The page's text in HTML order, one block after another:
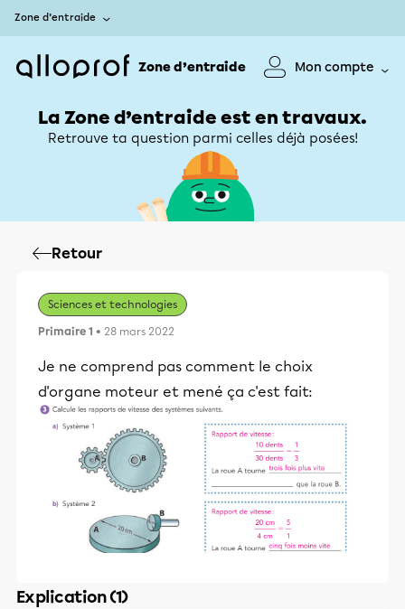
Zone d’entraide
Zone d’entraide Mon compte
La Zone d’entraide est en travaux.
Retrouve ta question parmi celles déjà posées!
Retour
Sciences et technologies
Primaire 1 • 28 mars 2022
Je ne comprend pas comment le choix
d'organe moteur et mené ça c'est fait:
Explication (1)